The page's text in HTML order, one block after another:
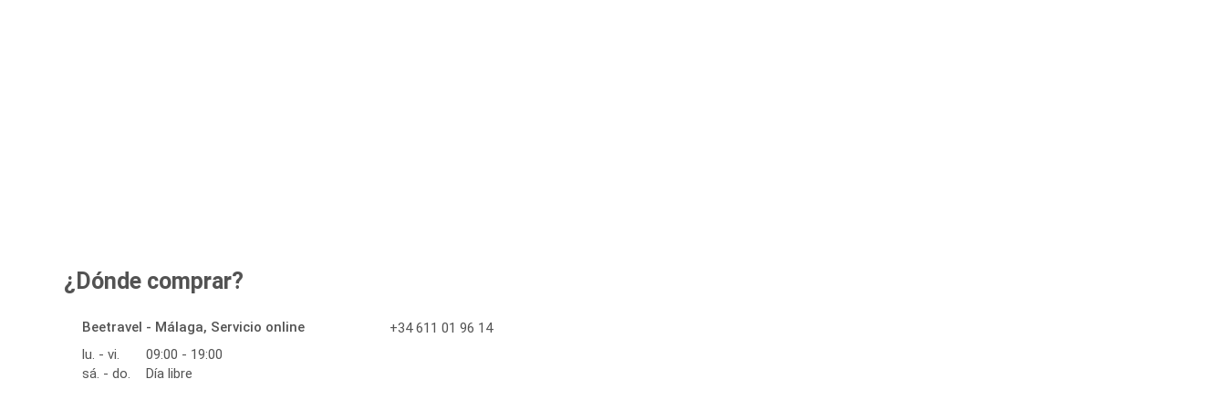
¿Dónde comprar?
Beetravel - Málaga, Servicio online
lu. - vi.
09:00 - 19:00
sá. - do.
Día libre
+34 611 01 96 14